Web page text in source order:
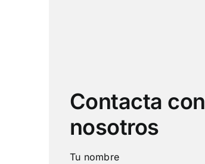
Contacta con
nosotros
Tu nombre